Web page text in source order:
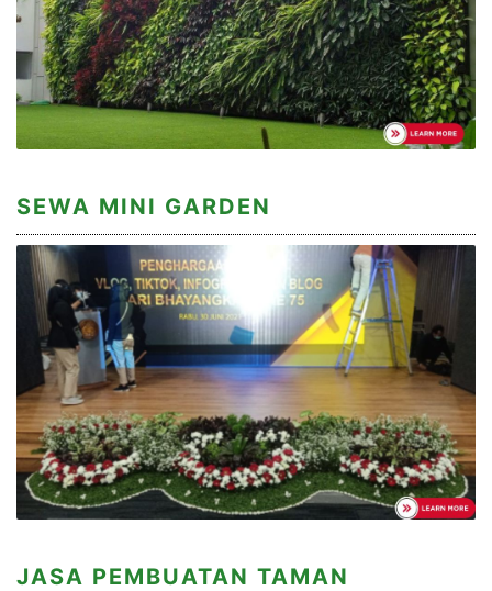
SEWA MINI GARDEN
JASA PEMBUATAN TAMAN